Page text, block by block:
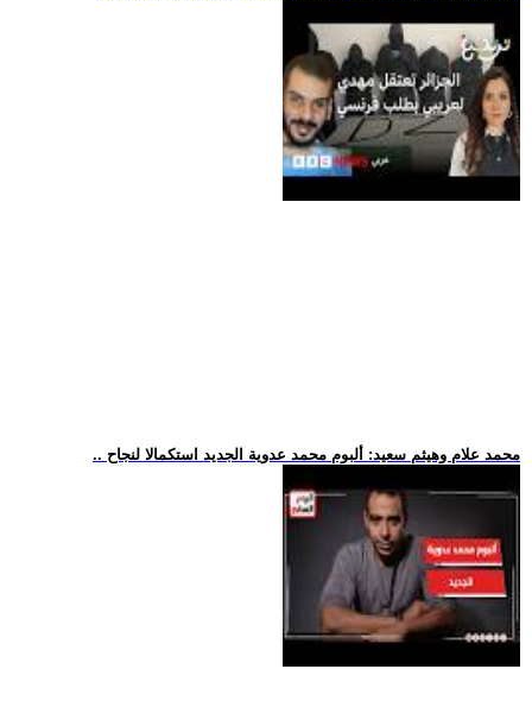
.. محمد علام وهيثم سعيد: ألبوم محمد عدوية الجديد استكمالا لنجاح